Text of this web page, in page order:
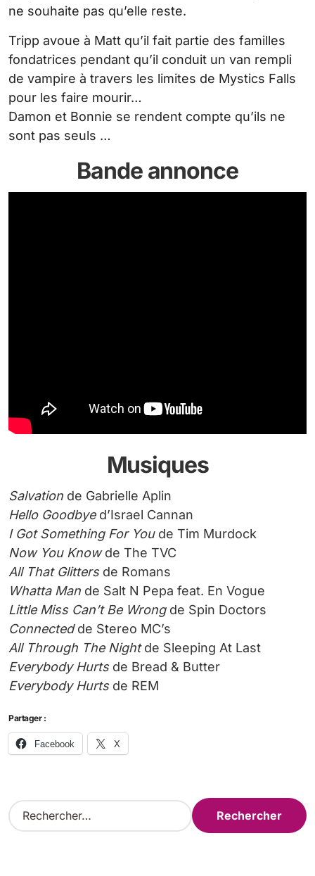
ne souhaite pas qu’elle reste.
Tripp avoue à Matt qu’il fait partie des familles
fondatrices pendant qu’il conduit un van rempli
de vampire à travers les limites de Mystics Falls
pour les faire mourir…
Damon et Bonnie se rendent compte qu’ils ne
sont pas seuls …
Bande annonce
Musiques
Salvation de Gabrielle Aplin
Hello Goodbyed’Israel Cannan
I Got Something For Youde Tim Murdock
Now You Knowde The TVC
All That Glittersde Romans
Whatta Man de Salt N Pepa feat. En Vogue
Little Miss Can’t Be Wrongde Spin Doctors
Connectedde Stereo MC’s
All Through The Nightde Sleeping At Last
Everybody Hurtsde Bread & Butter
Everybody Hurtsde REM
Partager :
Facebook X
R
e